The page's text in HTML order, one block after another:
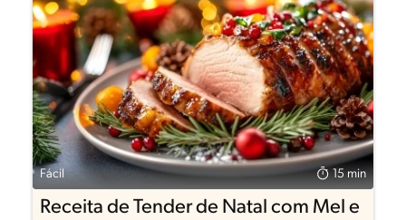
Fácil 15 min
Receita de Tender de Natal com Mel e